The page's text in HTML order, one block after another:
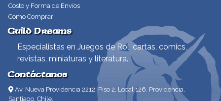
Costo y Forma de Envíos
Como Comprar
Guild Dreams
Especialistas en Juegos de Rol, cartas, comics,
revistas, miniaturas y literatura.
Contáctanos
Av. Nueva Providencia 2212, Piso 2, Local 126. Providencia,
Santiago, Chile.